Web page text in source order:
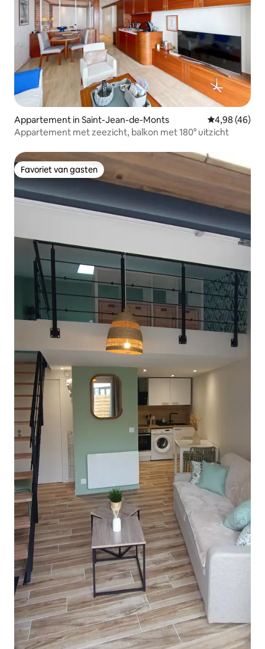
Appartement in Saint-Jean-de-Monts Gemiddelde
4,98 (46)
Appartement met zeezicht, balkon met 180° uitzicht
Favoriet van gasten
Favoriet van gasten